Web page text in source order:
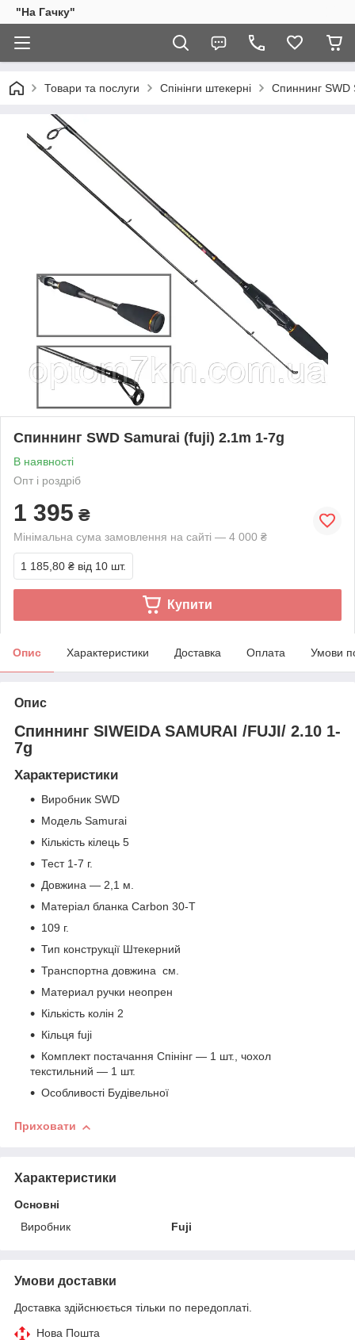
"На Гачку"
Товари та послуги Спінінги штекерні Спиннинг
Спиннинг SWD Samurai (fuji) 2.1m 1-7g
В наявності
Опт і роздріб
1 395 ₴
Мінімальна сума замовлення на сайті — 4 000 ₴
1 185,80 ₴ від 10 шт.
Купити
Опис Характеристики Доставка Оплата Умови
Опис
Спиннинг SIWEIDA SAMURAI /FUJI/ 2.10 1-
7g
Характеристики
Виробник SWD
Модель Samurai
Кількість кілець 5
Тест 1-7 г.
Довжина — 2,1 м.
Матеріал бланка Carbon 30-Т
109 г.
Тип конструкції Штекерний
Транспортна довжина см.
Материал ручки неопрен
Кількість колін 2
Кільця fuji
Комплект постачання Спінінг — 1 шт., чохол
текстильний — 1 шт.
Особливості Будівельної
Приховати
Характеристики
Основні
Виробник
Fuji
Умови доставки
Доставка здійснюється тільки по передоплаті.
Нова Пошта